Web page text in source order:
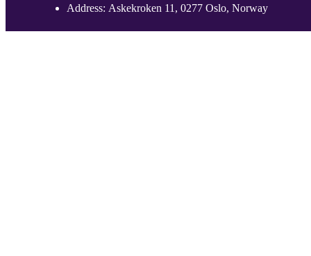
Address: Askekroken 11, 0277 Oslo, Norway